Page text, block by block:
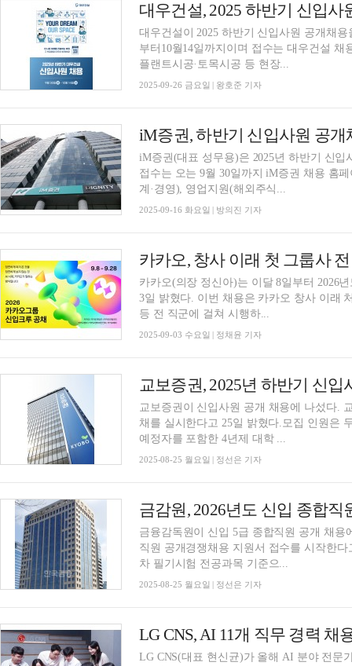
대우건설, 2025 하반기 신입사
대우건설이 2025 하반기 신입사원 공개채
부터10월14일까지이며 접수는 대우건설
플랜트시공·토목시공 등 현장...
2025-09-26 금요일 | 왕호준 기자
iM증권, 하반기 신입사원 공개
iM증권(대표 성무용)은 2025년 하반기 신
접수는 오는 9월 30일까지 iM증권 채용 홈
계·경영), 영업지원(해외주식...
2025-09-16 화요일 | 방의진 기자
카카오, 창사 이래 첫 그룹사
카카오(의장 정신아)는 이달 8일부터 2026
3일 밝혔다. 이번 채용은 카카오 창사 이래
등 전 직군에 걸쳐 시행하...
2025-09-03 수요일 | 정채윤 기자
교보증권, 2025년 하반기 신입
교보증권이 신입사원 공개 채용에 나섰다.
채를 실시한다고 25일 밝혔다.모집 인원은
예정자를 포함한 4년제 대학 ...
2025-08-25 월요일 | 정선은 기자
금감원, 2026년도 신입 종합직
금융감독원이 신입 5급 종합직원 공개 채용
직원 공개경쟁채용 지원서 접수를 시작한
차 필기시험 전공과목 기준으...
2025-08-25 월요일 | 정선은 기자
LG CNS, AI 11개 직무 경력 채
LG CNS(대표 현신균)가 올해 AI 분야 전문